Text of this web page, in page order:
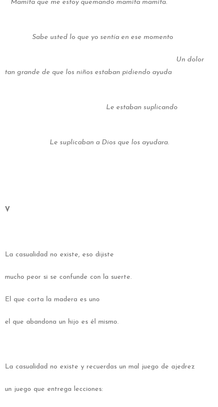
Mamita que me estoy quemando mamita mamita.
Sabe usted lo que yo sentía en ese momento
Un dolor
tan grande de que los niños estaban pidiendo ayuda
Le estaban suplicando
Le suplicaban a Dios que los ayudara.
V
La casualidad no existe, eso dijiste
mucho peor si se confunde con la suerte.
El que corta la madera es uno
el que abandona un hijo es él mismo.
La casualidad no existe y recuerdas un mal juego de ajedrez
un juego que entrega lecciones: